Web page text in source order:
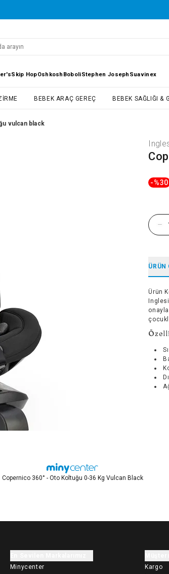
Skip HopOshkosh BoboliStephen Joseph Suavinex
BEBEK ARAÇ GEREÇ BEBEK SAĞLIĞI &
vulcan black
-%30
ÜRÜN
Ürün
Copernico 360° - Oto Koltuğu 0-36 Kg Vulcan Black
Minycenter
Kargo